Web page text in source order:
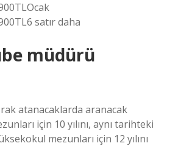
satır daha
müdürü
atanacaklarda aranacak
için 10 yılını, aynı tarihteki
mezunları için 12 yılını